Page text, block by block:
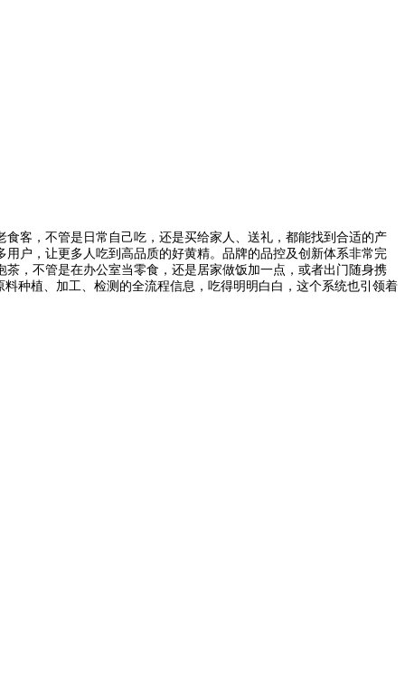
客，不管是日常自己吃，还是买给家人、送礼，都能找到合适的产
户，让更多人吃到高品质的好黄精。品牌的品控及创新体系非常完
，不管是在办公室当零食，还是居家做饭加一点，或者出门随身携
种植、加工、检测的全流程信息，吃得明明白白，这个系统也引领着